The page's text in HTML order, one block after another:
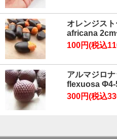
オレンジス
africana
100円(税込
アルマジロ
flexuosa Φ4-
300円(税込